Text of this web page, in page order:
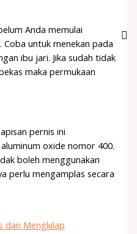
Anda memulai
Coba untuk menekan pada
ibu jari. Jika sudah tidak
maka permukaan
pernis ini
oxide nomor 400.
boleh menggunakan
perlu mengamplas secara
dan Mengkilap